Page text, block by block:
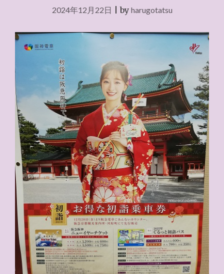
2024年12月22日 |by harugotatsu